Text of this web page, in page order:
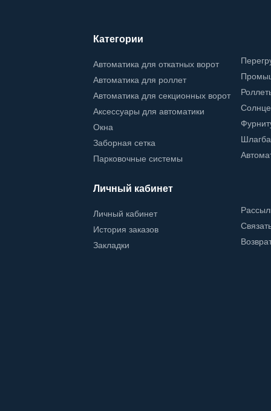
Категории
Автоматика для откатных ворот
Автоматика для роллет
Автоматика для секционных ворот
Аксессуары для автоматики
Окна
Заборная сетка
Парковочные системы
Личный кабинет
Личный кабинет
История заказов
Закладки